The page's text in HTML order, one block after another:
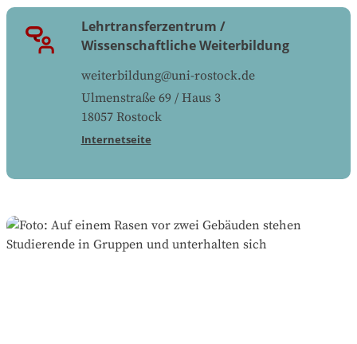
Lehrtransferzentrum /
Wissenschaftliche Weiterbildung
weiterbildung@uni-rostock.de
Ulmenstraße 69 / Haus 3
18057 Rostock
Internetseite